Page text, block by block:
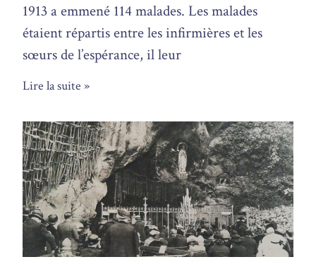
1913 a emmené 114 malades. Les malades
étaient répartis entre les infirmières et les
sœurs de l’espérance, il leur
Lire la suite »